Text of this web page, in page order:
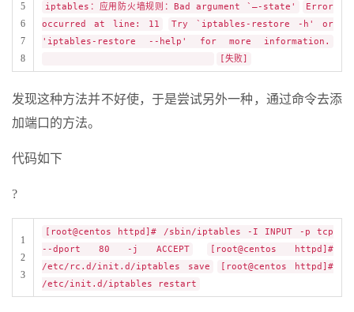
5
6
7
8
iptables：应用防火墙规则：Bad argument `–-state'
Error
occurred at line: 11
Try `iptables-restore -h' or
'iptables-restore --help' for more information.
[失败]
发现这种方法并不好使，于是尝试另外一种，通过命令去添
加端口的方法。
代码如下
?
1
2
3
[root@centos httpd]# /sbin/iptables -I INPUT -p tcp
--dport 80 -j ACCEPT
[root@centos httpd]#
/etc/rc.d/init.d/iptables save
[root@centos httpd]#
/etc/init.d/iptables restart